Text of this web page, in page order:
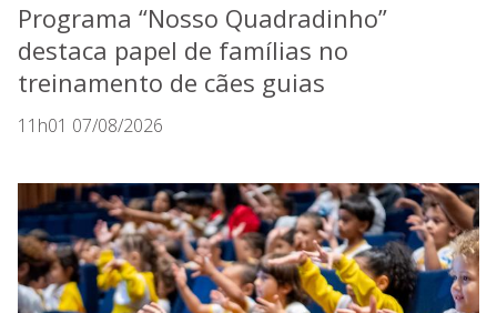
Programa “Nosso Quadradinho”
destaca papel de famílias no
treinamento de cães guias
11h01 07/08/2026